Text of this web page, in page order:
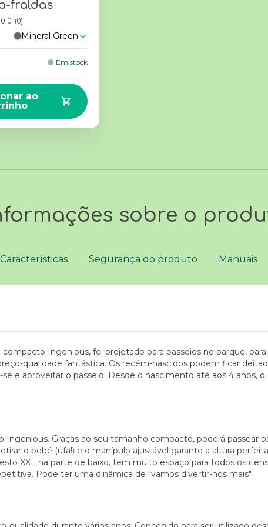
sobre o
Ingenious, foi projetado para passeios no parque,
qualidade fantástica. Os recém-nascidos podem ficar
e aproveitar o passeio. Desde o nascimento até aos 4 anos,
Graças ao seu tamanho compacto, poderá passear
o bebé (ufa!) e o manípulo ajustável garante a altura
XXL na parte de baixo, tem muito espaço para todos os
Pode ter uma dinâmica de "vamos divertir-nos mais".
Características Segurança do produto Manuais
fraldas
0.0 (0)
Mineral Green
Em stock
ao